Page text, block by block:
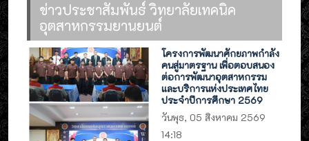
ข่าวประชาสัมพันธ์ วิทยาลัยเทคนิค
อุตสาหกรรมยานยนต์
โครงการพัฒนาศักยภาพกำลัง
คนสู่มาตรฐาน เพื่อตอบสนอง
ต่อการพัฒนาอุตสาหกรรม
และบริการแห่งประเทศไทย
ประจำปีการศึกษา 2569
วันพุธ, 05 สิงหาคม 2569
14:18